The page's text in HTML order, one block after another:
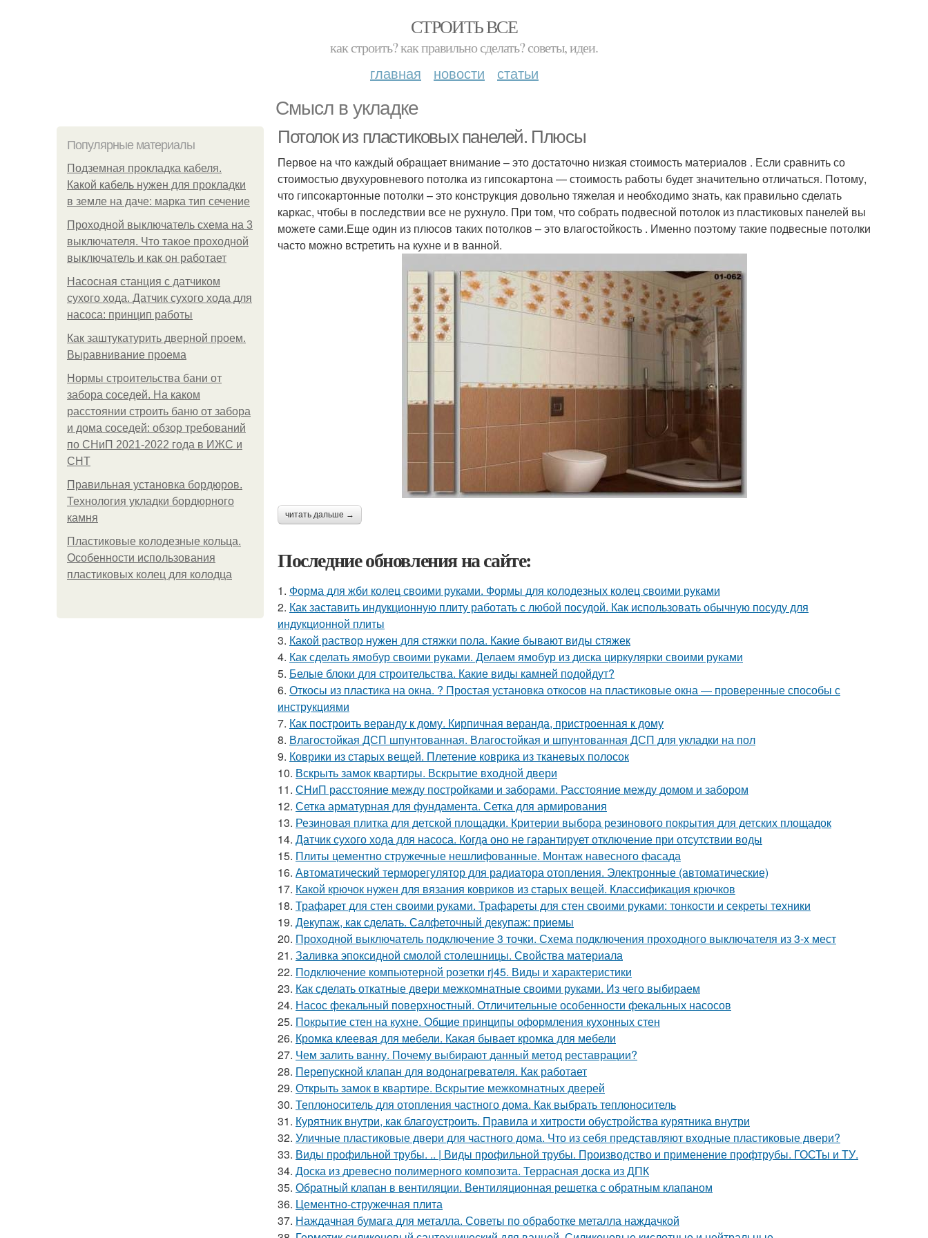
СТРОИТЬ ВСЕ
как строить? как правильно сделать? советы, идеи.
главная новости статьи
Смысл в укладке
Популярные материалы
Подземная прокладка кабеля.
Какой кабель нужен для прокладки
в земле на даче: марка тип сечение
Проходной выключатель схема на 3
выключателя. Что такое проходной
выключатель и как он работает
Насосная станция с датчиком
сухого хода. Датчик сухого хода для
насоса: принцип работы
Как заштукатурить дверной проем.
Выравнивание проема
Нормы строительства бани от
забора соседей. На каком
расстоянии строить баню от забора
и дома соседей: обзор требований
по СНиП 2021-2022 года в ИЖС и
СНТ
Правильная установка бордюров.
Технология укладки бордюрного
камня
Пластиковые колодезные кольца.
Особенности использования
пластиковых колец для колодца
Потолок из пластиковых панелей. Плюсы
Первое на что каждый обращает внимание – это достаточно низкая стоимость материалов . Если сравнить со
стоимостью двухуровневого потолка из гипсокартона — стоимость работы будет значительно отличаться. Потому,
что гипсокартонные потолки – это конструкция довольно тяжелая и необходимо знать, как правильно сделать
каркас, чтобы в последствии все не рухнуло. При том, что собрать подвесной потолок из пластиковых панелей вы
можете сами.Еще один из плюсов таких потолков – это влагостойкость . Именно поэтому такие подвесные потолки
часто можно встретить на кухне и в ванной.
читать дальше →
Последние обновления на сайте:
1. Форма для жби колец своими руками. Формы для колодезных колец своими руками
2. Как заставить индукционную плиту работать с любой посудой. Как использовать обычную посуду для
индукционной плиты
3. Какой раствор нужен для стяжки пола. Какие бывают виды стяжек
4. Как сделать ямобур своими руками. Делаем ямобур из диска циркулярки своими руками
5. Белые блоки для строительства. Какие виды камней подойдут?
6. Откосы из пластика на окна. ? Простая установка откосов на пластиковые окна — проверенные способы с
инструкциями
7. Как построить веранду к дому. Кирпичная веранда, пристроенная к дому
8. Влагостойкая ДСП шпунтованная. Влагостойкая и шпунтованная ДСП для укладки на пол
9. Коврики из старых вещей. Плетение коврика из тканевых полосок
10. Вскрыть замок квартиры. Вскрытие входной двери
11. СНиП расстояние между постройками и заборами. Расстояние между домом и забором
12. Сетка арматурная для фундамента. Сетка для армирования
13. Резиновая плитка для детской площадки. Критерии выбора резинового покрытия для детских площадок
14. Датчик сухого хода для насоса. Когда оно не гарантирует отключение при отсутствии воды
15. Плиты цементно стружечные нешлифованные. Монтаж навесного фасада
16. Автоматический терморегулятор для радиатора отопления. Электронные (автоматические)
17. Какой крючок нужен для вязания ковриков из старых вещей. Классификация крючков
18. Трафарет для стен своими руками. Трафареты для стен своими руками: тонкости и секреты техники
19. Декупаж, как сделать. Салфеточный декупаж: приемы
20. Проходной выключатель подключение 3 точки. Схема подключения проходного выключателя из 3-х мест
21. Заливка эпоксидной смолой столешницы. Свойства материала
22. Подключение компьютерной розетки rj45. Виды и характеристики
23. Как сделать откатные двери межкомнатные своими руками. Из чего выбираем
24. Насос фекальный поверхностный. Отличительные особенности фекальных насосов
25. Покрытие стен на кухне. Общие принципы оформления кухонных стен
26. Кромка клеевая для мебели. Какая бывает кромка для мебели
27. Чем залить ванну. Почему выбирают данный метод реставрации?
28. Перепускной клапан для водонагревателя. Как работает
29. Открыть замок в квартире. Вскрытие межкомнатных дверей
30. Теплоноситель для отопления частного дома. Как выбрать теплоноситель
31. Курятник внутри, как благоустроить. Правила и хитрости обустройства курятника внутри
32. Уличные пластиковые двери для частного дома. Что из себя представляют входные пластиковые двери?
33. Виды профильной трубы. .. | Виды профильной трубы. Производство и применение профтрубы. ГОСТы и ТУ.
34. Доска из древесно полимерного композита. Террасная доска из ДПК
35. Обратный клапан в вентиляции. Вентиляционная решетка с обратным клапаном
36. Цементно-стружечная плита
37. Наждачная бумага для металла. Советы по обработке металла наждачкой